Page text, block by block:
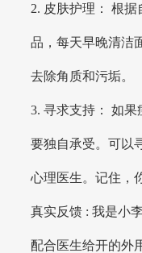
2. 皮肤护理： 根
品，每天早晚清洁
去除角质和污垢。
3. 寻求支持： 如
要独自承受。可以
心理医生。记住，
真实反馈 : 我是小
配合医生给开的外